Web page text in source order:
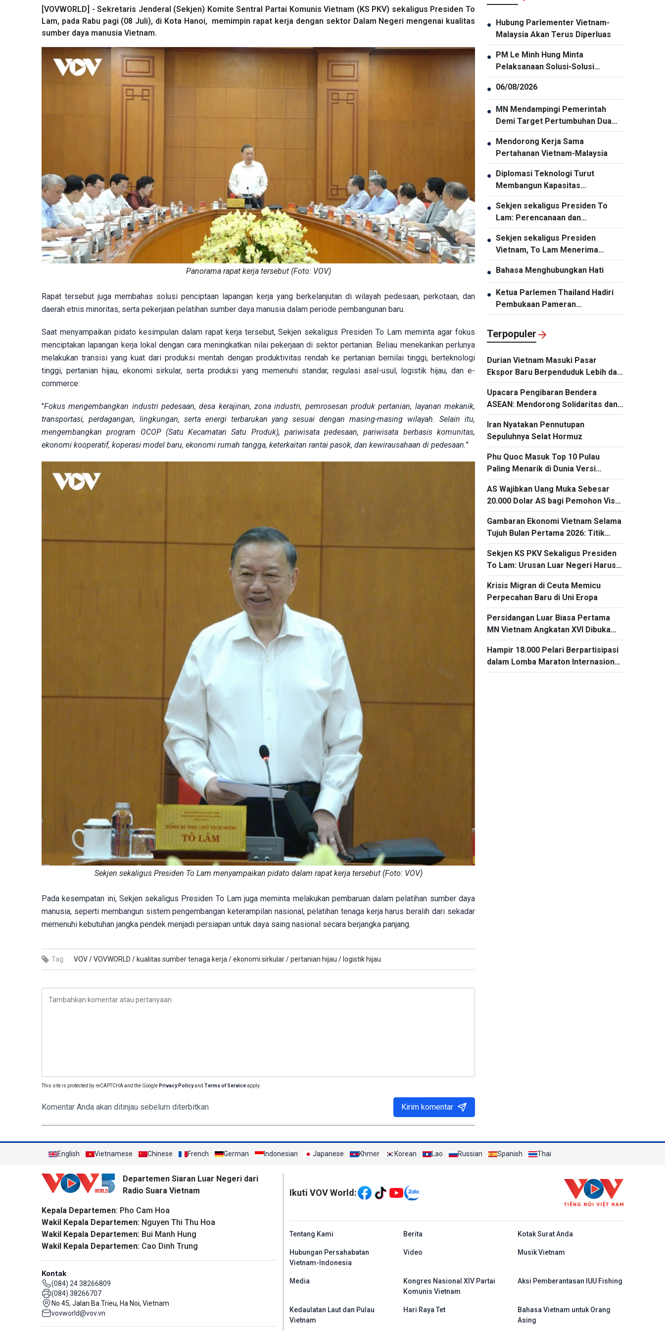
[VOVWORLD] - Sekretaris Jenderal (Sekjen) Komite Sentral Partai Komunis Vietnam (KS PKV) sekaligus Presiden To
Lam, pada Rabu pagi (08 Juli), di Kota Hanoi, memimpin rapat kerja dengan sektor Dalam Negeri mengenai kualitas
sumber daya manusia Vietnam.
Panorama rapat kerja tersebut (Foto: VOV)
Rapat tersebut juga membahas solusi penciptaan lapangan kerja yang berkelanjutan di wilayah pedesaan, perkotaan, dan
daerah etnis minoritas, serta pekerjaan pelatihan sumber daya manusia dalam periode pembangunan baru.
Saat menyampaikan pidato kesimpulan dalam rapat kerja tersebut, Sekjen sekaligus Presiden To Lam meminta agar fokus
menciptakan lapangan kerja lokal dengan cara meningkatkan nilai pekerjaan di sektor pertanian. Beliau menekankan perlunya
melakukan transisi yang kuat dari produksi mentah dengan produktivitas rendah ke pertanian bernilai tinggi, berteknologi
tinggi, pertanian hijau, ekonomi sirkular, serta produksi yang memenuhi standar, regulasi asal-usul, logistik hijau, dan e-
commerce:
"Fokus mengembangkan industri pedesaan, desa kerajinan, zona industri, pemrosesan produk pertanian, layanan mekanik,
transportasi, perdagangan, lingkungan, serta energi terbarukan yang sesuai dengan masing-masing wilayah. Selain itu,
mengembangkan program OCOP (Satu Kecamatan Satu Produk), pariwisata pedesaan, pariwisata berbasis komunitas,
ekonomi kooperatif, koperasi model baru, ekonomi rumah tangga, keterkaitan rantai pasok, dan kewirausahaan di pedesaan."
Sekjen sekaligus Presiden To Lam menyampaikan pidato dalam rapat kerja tersebut (Foto: VOV)
Pada kesempatan ini, Sekjen sekaligus Presiden To Lam juga meminta melakukan pembaruan dalam pelatihan sumber daya
manusia, seperti membangun sistem pengembangan keterampilan nasional, pelatihan tenaga kerja harus beralih dari sekadar
memenuhi kebutuhan jangka pendek menjadi persiapan untuk daya saing nasional secara berjangka panjang.
Tag: VOV /VOVWORLD / kualitas sumber tenaga kerja /ekonomi sirkular /pertanian hijau / logistik hijau
This site is protected by reCAPTCHA and the Google Privacy Policyand Terms of Serviceapply.
Komentar Anda akan ditinjau sebelum diterbitkan Kirim komentar
● Hubung Parlementer Vietnam-
Malaysia Akan Terus Diperluas
● PM Le Minh Hung Minta
Pelaksanaan Solusi-Solusi
Penjaminan Keamanan Siber
Secara Menyeluruh dan Sinkron
● 06/08/2026
● MN Mendampingi Pemerintah
Demi Target Pertumbuhan Dua
Digit
● Mendorong Kerja Sama
Pertahanan Vietnam-Malaysia
● Diplomasi Teknologi Turut
Membangun Kapasitas
Pembangunan Nasional
● Sekjen sekaligus Presiden To
Lam: Perencanaan dan
Penyelenggaraan Pengembangan
Infrastruktur Harus Diperbarui
● Sekjen sekaligus Presiden
Vietnam, To Lam Menerima
Panglima Komando Pasifik AS,
Samuel Paparo
● Bahasa Menghubungkan Hati
● Ketua Parlemen Thailand Hadiri
Pembukaan Pameran
“Memperingati HUT ke-50
Hubungan Diplomatik Vietnam-
Thailand”
Terpopuler
Durian Vietnam Masuki Pasar
Ekspor Baru Berpenduduk Lebih dari
Satu Miliar Jiwa
Upacara Pengibaran Bendera
ASEAN: Mendorong Solidaritas dan
Kerja Sama demi Masa Depan
Kawasan
Iran Nyatakan Pennutupan
Sepuluhnya Selat Hormuz
Phu Quoc Masuk Top 10 Pulau
Paling Menarik di Dunia Versi
Expedia1
AS Wajibkan Uang Muka Sebesar
20.000 Dolar AS bagi Pemohon Visa
dari 50 Negara
Gambaran Ekonomi Vietnam Selama
Tujuh Bulan Pertama 2026: Titik
Cerah dari kegiatan Ekspor dan
Impor
Sekjen KS PKV Sekaligus Presiden
To Lam: Urusan Luar Negeri Harus
Mengubah Kerangka Kerja Sama
Menjadi Proyek-Proyek Konkret dan
Menganggap Efektivitas yang
Substansial sebagai Tolok Ukur
Krisis Migran di Ceuta Memicu
Perpecahan Baru di Uni Eropa
Persidangan Luar Biasa Pertama
MN Vietnam Angkatan XVI Dibuka
pada 3 Agustus
Hampir 18.000 Pelari Berpartisipasi
dalam Lomba Maraton Internasional
Warisan Ha Long 2026
English Vietnamese Chinese French German Indonesian Japanese Khmer Korean Lao Russian Spanish Thai
Departemen Siaran Luar Negeri dari
Radio Suara Vietnam
Kepala Departemen: Pho Cam Hoa
Wakil Kepala Departemen: Nguyen Thi Thu Hoa
Wakil Kepala Departemen: Bui Manh Hung
Wakil Kepala Departemen: Cao Dinh Trung
Kontak
(084) 24 38266809
(084) 38266707
No 45, Jalan Ba Trieu, Ha Noi, Vietnam
vovworld@vov.vn
Mạng xã hội
Ikuti VOV World:
menu footer tiếng Indo
Tentang Kami Berita Kotak Surat Anda
Hubungan Persahabatan
Vietnam-Indonesia
Video Musik Vietnam
Media
Kongres Nasional XIV Partai
Komunis Vietnam
Aksi Pemberantasan IUU Fishing
Kedaulatan Laut dan Pulau
Vietnam
Hari Raya Tet
Bahasa Vietnam untuk Orang
Asing